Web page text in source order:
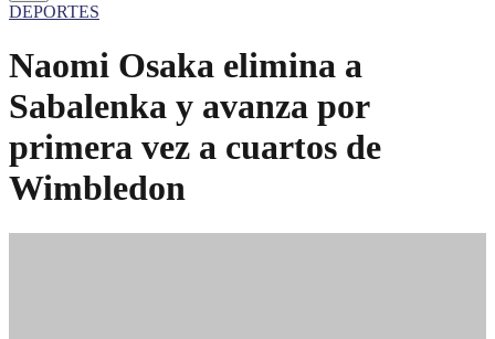
DEPORTES
Naomi Osaka elimina a
Sabalenka y avanza por
primera vez a cuartos de
Wimbledon